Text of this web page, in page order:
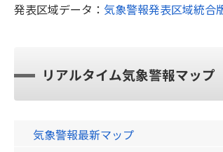
発表区域データ： 気象警報発表区域統合
リアルタイム気象警報マップ
気象警報最新マップ